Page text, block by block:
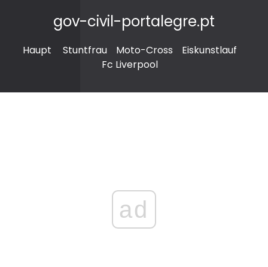
gov-civil-portalegre.pt
Haupt Stuntfrau Moto-Cross
Eiskunstlauf
Fc Liverpool
ad